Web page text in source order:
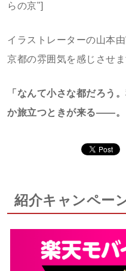
らの京"]
イラストレーターの山本
京都の雰囲気を感じさせま
「なんて小さな都だろう
か旅立つときが来る——。
紹介キャンペー